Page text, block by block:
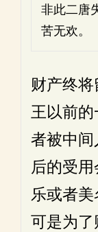
非此二唐
苦无欢。
财产终
王以前
者被中
后的受
乐或者美
可是为